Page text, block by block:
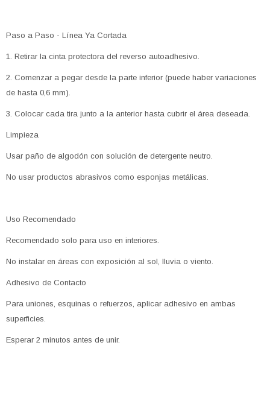
Paso a Paso - Línea Ya Cortada
1. Retirar la cinta protectora del reverso autoadhesivo.
2. Comenzar a pegar desde la parte inferior (puede haber variaciones
de hasta 0,6 mm).
3. Colocar cada tira junto a la anterior hasta cubrir el área deseada.
Limpieza
Usar paño de algodón con solución de detergente neutro.
No usar productos abrasivos como esponjas metálicas.
Uso Recomendado
Recomendado solo para uso en interiores.
No instalar en áreas con exposición al sol, lluvia o viento.
Adhesivo de Contacto
Para uniones, esquinas o refuerzos, aplicar adhesivo en ambas
superficies.
Esperar 2 minutos antes de unir.